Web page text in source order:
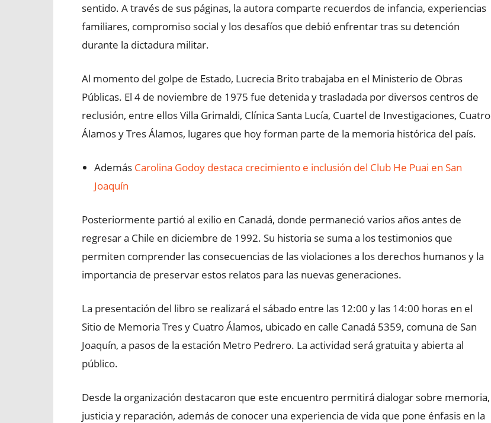
sentido. A través de sus páginas, la autora comparte recuerdos de infancia, experiencias
familiares, compromiso social y los desafíos que debió enfrentar tras su detención
durante la dictadura militar.
Al momento del golpe de Estado, Lucrecia Brito trabajaba en el Ministerio de Obras
Públicas. El 4 de noviembre de 1975 fue detenida y trasladada por diversos centros de
reclusión, entre ellos Villa Grimaldi, Clínica Santa Lucía, Cuartel de Investigaciones, Cuatro
Álamos y Tres Álamos, lugares que hoy forman parte de la memoria histórica del país.
Además Carolina Godoy destaca crecimiento e inclusión del Club He Puai en San
Joaquín
Posteriormente partió al exilio en Canadá, donde permaneció varios años antes de
regresar a Chile en diciembre de 1992. Su historia se suma a los testimonios que
permiten comprender las consecuencias de las violaciones a los derechos humanos y la
importancia de preservar estos relatos para las nuevas generaciones.
La presentación del libro se realizará el sábado entre las 12:00 y las 14:00 horas en el
Sitio de Memoria Tres y Cuatro Álamos, ubicado en calle Canadá 5359, comuna de San
Joaquín, a pasos de la estación Metro Pedrero. La actividad será gratuita y abierta al
público.
Desde la organización destacaron que este encuentro permitirá dialogar sobre memoria,
justicia y reparación, además de conocer una experiencia de vida que pone énfasis en la